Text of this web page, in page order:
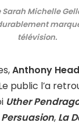
Sarah Michelle
télévision.
Anthony Head
public l’a
Uther
Persuasion, La